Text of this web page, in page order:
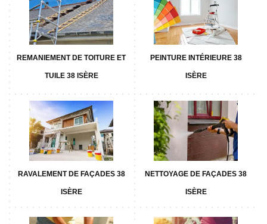
REMANIEMENT DE TOITURE ET
TUILE 38 ISÈRE
PEINTURE INTÉRIEURE 38
ISÈRE
RAVALEMENT DE FAÇADES 38
ISÈRE
NETTOYAGE DE FAÇADES 38
ISÈRE